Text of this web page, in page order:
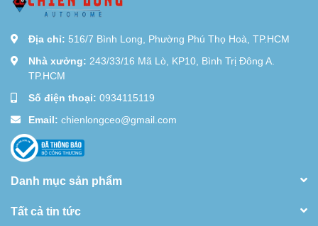
Địa chỉ: 516/7 Bình Long, Phường Phú Thọ Hoà, TP.HCM
Nhà xưởng: 243/33/16 Mã Lò, KP10, Bình Trị Đông A.
TP.HCM
Số điện thoại: 0934115119
Email: chienlongceo@gmail.com
Danh mục sản phẩm
Tất cả tin tức